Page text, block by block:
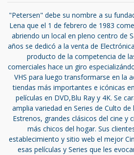
"Petersen" debe su nombre a su
Lena que el 1 de febrero de 1983
abriendo un local en pleno centro de
años se dedicó a la venta de
producto de la competencia de
comerciales hace un giro
VHS para luego transformarse en la
tiendas más importantes e icónicas
películas en DVD,Blu Ray y 4K. Se
amplia variedad en Series de Culto
Estrenos, grandes clásicos del cine y
más chicos del hogar. Sus
establecimiento y sitio web el mejor
esas películas y Series que les